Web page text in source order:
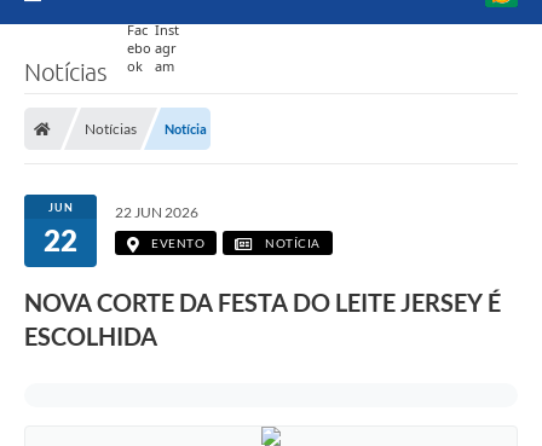
Notícias
Notícias Notícia
JUN
22
22 JUN 2026
EVENTO NOTÍCIA
NOVA CORTE DA FESTA DO LEITE JERSEY É
ESCOLHIDA